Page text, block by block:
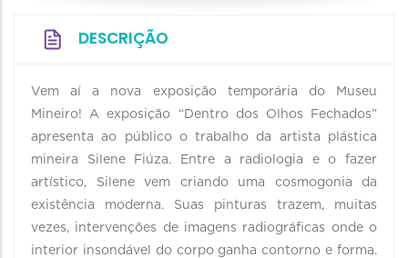
DESCRIÇÃO
Vem aí a nova exposição temporária do Museu
Mineiro! A exposição “Dentro dos Olhos Fechados”
apresenta ao público o trabalho da artista plástica
mineira Silene Fiúza. Entre a radiologia e o fazer
artístico, Silene vem criando uma cosmogonia da
existência moderna. Suas pinturas trazem, muitas
vezes, intervenções de imagens radiográficas onde o
interior insondável do corpo ganha contorno e forma.